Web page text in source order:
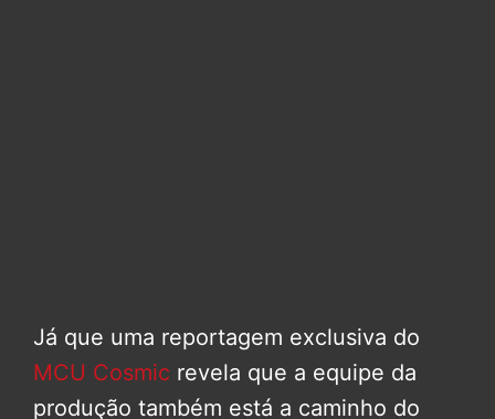
Já que uma reportagem exclusiva do
MCU Cosmic revela que a equipe da
produção também está a caminho do